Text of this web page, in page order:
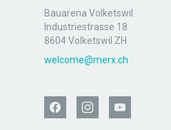
Bauarena Volketswil
Industriestrasse 18
8604 Volketswil ZH
welcome@merx.ch